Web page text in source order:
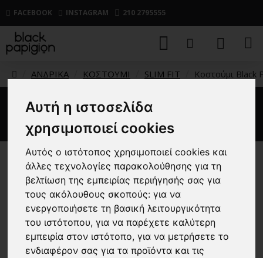
Αυτή η ιστοσελίδα
χρησιμοποιεί cookies
Αυτός ο ιστότοπος χρησιμοποιεί cookies και
άλλες τεχνολογίες παρακολούθησης για τη
βελτίωση της εμπειρίας περιήγησής σας για
τους ακόλουθους σκοπούς:για να
ενεργοποιήσετε τη βασική λειτουργικότητα
του ιστότοπου,για να παρέχετε καλύτερη
εμπειρία στον ιστότοπο,για να μετρήσετε το
ενδιαφέρον σας για τα προϊόντα και τις
FACEBOOK INSTAGRAM 210 2795555
ΑΝΔΡΙΚΑ ΚΟΣΤΟΥΜΙ SLIM FIT Κοστούμι Black
Κοστούμι Black Papigion μπλε